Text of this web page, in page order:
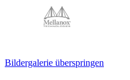
Bildergalerie überspringen